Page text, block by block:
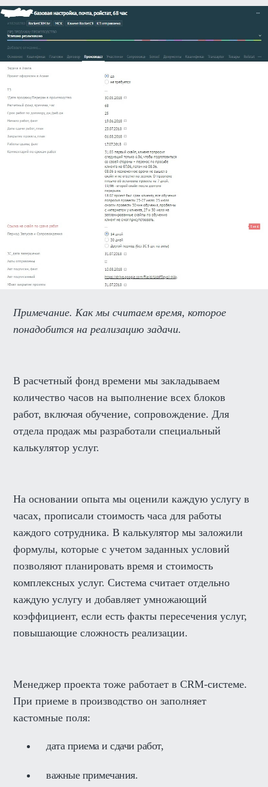
Примечание. Как мы считаем время, которое
понадобится на реализацию задачи.
В расчетный фонд времени мы закладываем
количество часов на выполнение всех блоков
работ, включая обучение, сопровождение. Для
отдела продаж мы разработали специальный
калькулятор услуг.
На основании опыта мы оценили каждую услугу в
часах, прописали стоимость часа для работы
каждого сотрудника. В калькулятор мы заложили
формулы, которые с учетом заданных условий
позволяют планировать время и стоимость
комплексных услуг. Система считает отдельно
каждую услугу и добавляет умножающий
коэффициент, если есть факты пересечения услуг,
повышающие сложность реализации.
Менеджер проекта тоже работает в CRM-системе.
При приеме в производство он заполняет
кастомные поля:
дата приема и сдачи работ,
важные примечания.